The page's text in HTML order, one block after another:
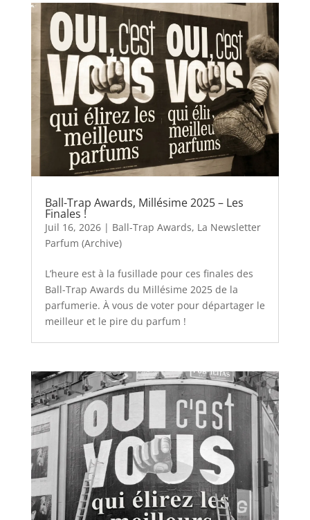
Ball-Trap Awards, Millésime 2025 – Les
Finales !
Juil 16, 2026| Ball-Trap Awards, La Newsletter
Parfum (Archive)
L’heure est à la fusillade pour ces finales des
Ball-Trap Awards du Millésime 2025 de la
parfumerie. À vous de voter pour départager le
meilleur et le pire du parfum !